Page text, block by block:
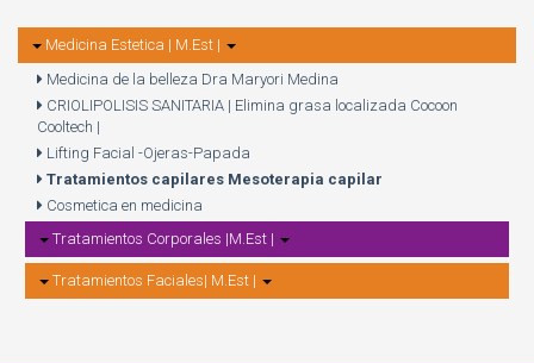
Medicina Estetica | M.Est |
Medicina de la belleza Dra Maryori Medina
CRIOLIPOLISIS SANITARIA | Elimina grasa localizada Cocoon
Cooltech |
Lifting Facial -Ojeras-Papada
Tratamientos capilares Mesoterapia capilar
Cosmetica en medicina
Tratamientos Corporales |M.Est |
Tratamientos Faciales| M.Est |